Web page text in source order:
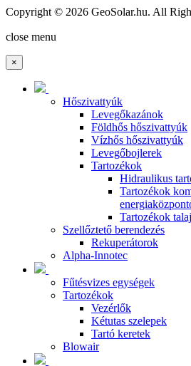
Copyright © 2026 GeoSolar.hu. All
close menu
×
Hőszivattyúk
Levegőkazánok
Földhős hőszivattyúk
Vízhős hőszivattyúk
Levegőbojlerek
Tartozékok
Hidraulikus
Tartozékok
Tartozékok
Szellőztető berendezés
Rekuperátorok
Alpha-Innotec
Fűtésvizes egységek
Tartozékok
Vezérlők
Kétutas szelepek
Tartó keretek
Blowair